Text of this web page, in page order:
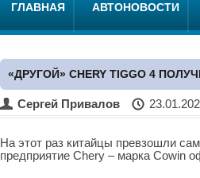
ГЛАВНАЯ АВТОНОВОСТИ
«ДРУГОЙ» CHERY TIGGO 4
Сергей Привалов
На этот раз китайцы превзошли
предприятие Chery – марка Cowin